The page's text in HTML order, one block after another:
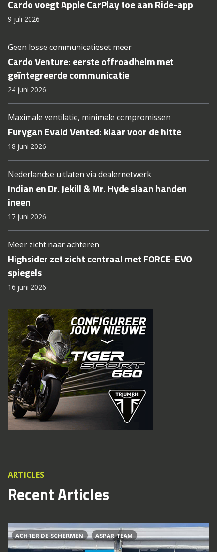
Cardo voegt Apple CarPlay toe aan Ride-app
9 juli 2026
Geen losse communicatieset meer
Cardo Venture: eerste offroadhelm met
geïntegreerde communicatie
24 juni 2026
Maximale ventilatie, minimale compromissen
Furygan Evald Vented: klaar voor de hitte
18 juni 2026
Nederlandse uitlaten via dealernetwerk
Indian en Dr. Jekill & Mr. Hyde slaan handen
ineen
17 juni 2026
Meer zicht naar achteren
Highsider zet zicht centraal met FORCE-EVO
spiegels
16 juni 2026
ARTICLES
Recent Articles
ACHTER DE SCHERMEN ASPAR TEAM